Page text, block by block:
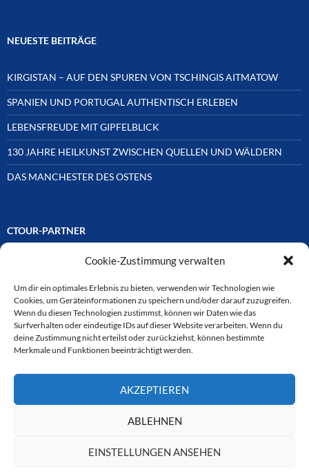
Cookie-Zustimmung verwalten
Um dir ein optimales Erlebnis zu bieten, verwenden wir Technologien wie
Cookies, um Geräteinformationen zu speichern und/oder darauf zuzugreifen.
Wenn du diesen Technologien zustimmst, können wir Daten wie das
Surfverhalten oder eindeutige IDs auf dieser Website verarbeiten. Wenn du
deine Zustimmung nicht erteilst oder zurückziehst, können bestimmte
Merkmale und Funktionen beeinträchtigt werden.
AKZEPTIEREN
ABLEHNEN
EINSTELLUNGEN ANSEHEN
NEUESTE BEITRÄGE
KIRGISTAN – AUF DEN SPUREN VON TSCHINGIS AITMATOW
SPANIEN UND PORTUGAL AUTHENTISCH ERLEBEN
LEBENSFREUDE MIT GIPFELBLICK
130 JAHRE HEILKUNST ZWISCHEN QUELLEN UND WÄLDERN
DAS MANCHESTER DES OSTENS
CTOUR-PARTNER
Unsere Reisejournalisten-Vereinigung ist über Mitglieder und
ausgewählten Partnern der Medien- und Tourismusbranche
verbunden. Hier eine
Auswahl der Online-Plattformen:
CTOUR der Club der Tourismus-Journalisten. Wir freuen uns immer
über Anfragen von neuen Mitgliedern. Nehmen Sie bei Interesse über
das Kontaktformular Kontakt zu uns auf. CTOUR über 30 Jahre im
Dienst des Reisejournalismus.